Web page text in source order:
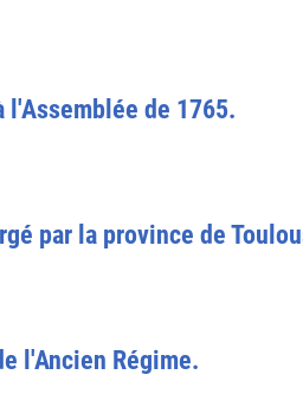
l'Assemblée de 1765.
par la province de
l'Ancien Régime.